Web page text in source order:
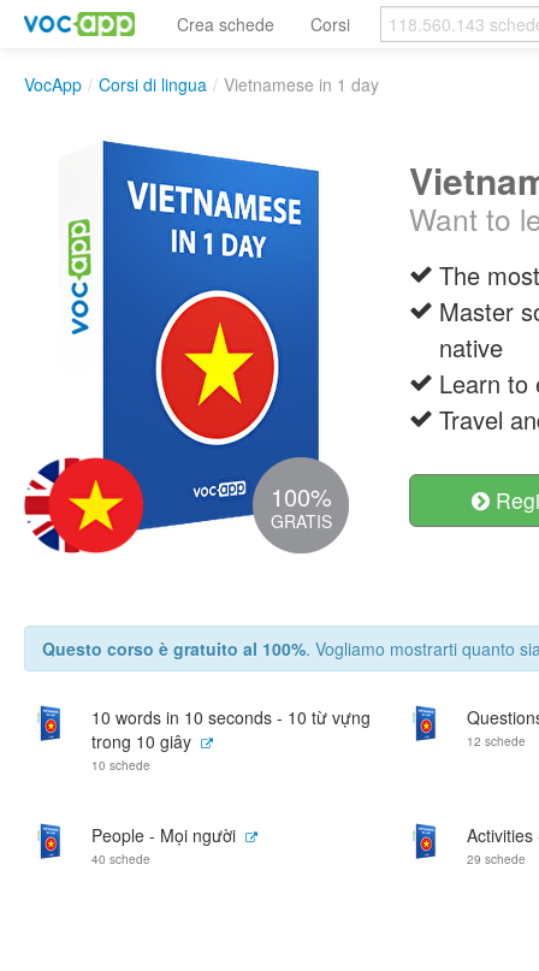
Crea schede Corsi
VocApp / Corsi di lingua / Vietnamese in 1 day
100%
GRATIS
Want to
The
Master
native
Learn to
Travel
Questo corso è gratuito al 100%. Vogliamo mostrarti quanto
10 words in 10 seconds - 10 từ vựng
trong 10 giây
10 schede
12 schede
People - Mọi người
40 schede 29 schede